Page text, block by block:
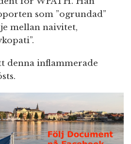
som ”ogrundad”
mellan naivitet,
denna inflammerade